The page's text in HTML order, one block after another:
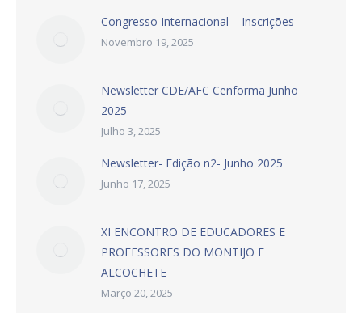
Congresso Internacional – Inscrições
Novembro 19, 2025
Newsletter CDE/AFC Cenforma Junho
2025
Julho 3, 2025
Newsletter- Edição n2- Junho 2025
Junho 17, 2025
XI ENCONTRO DE EDUCADORES E
PROFESSORES DO MONTIJO E
ALCOCHETE
Março 20, 2025